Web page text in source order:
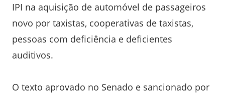
IPI na aquisição de automóvel de passageiros
novo por taxistas, cooperativas de taxistas,
pessoas com deficiência e deficientes
auditivos.
O texto aprovado no Senado e sancionado por